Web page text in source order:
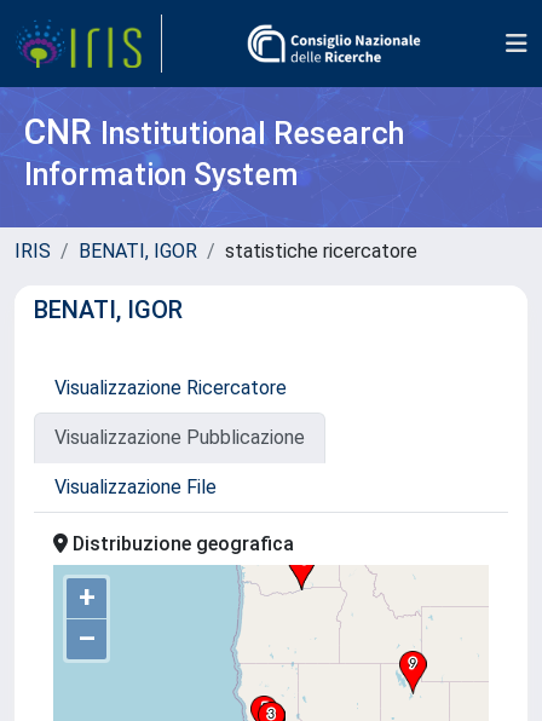
CNR Institutional Research
Information System
IRIS BENATI, IGOR statistiche ricercatore
BENATI, IGOR
Visualizzazione Ricercatore
Visualizzazione Pubblicazione
Visualizzazione File
Distribuzione geografica
+
–